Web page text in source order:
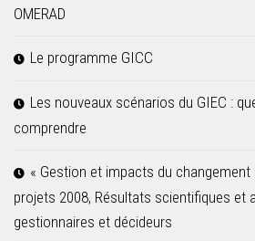
OMERAD
Le programme GICC
Les nouveaux scénarios du GIEC :
comprendre
« Gestion et impacts du changement
projets 2008, Résultats scientifiques et
gestionnaires et décideurs